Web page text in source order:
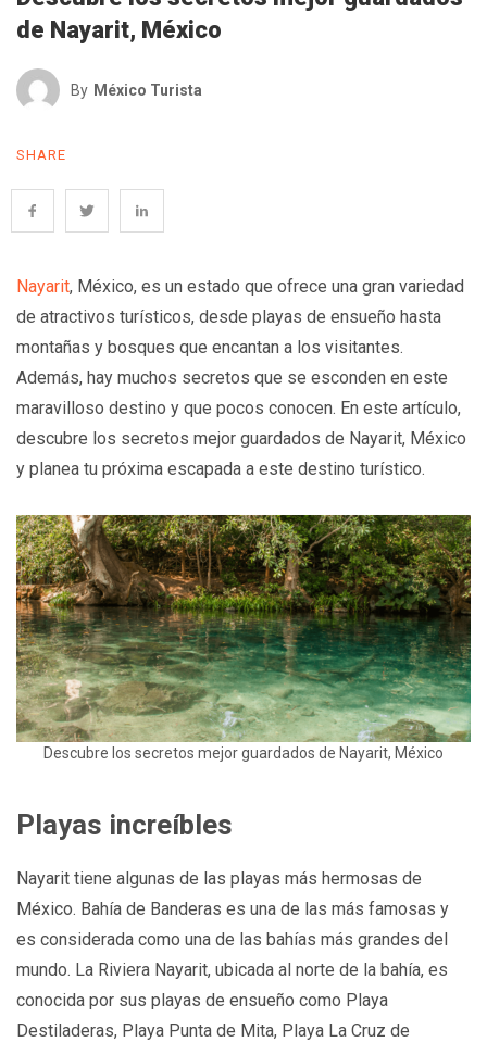
de Nayarit, México
By México Turista
SHARE
Nayarit, México, es un estado que ofrece una gran variedad
de atractivos turísticos, desde playas de ensueño hasta
montañas y bosques que encantan a los visitantes.
Además, hay muchos secretos que se esconden en este
maravilloso destino y que pocos conocen. En este artículo,
descubre los secretos mejor guardados de Nayarit, México
y planea tu próxima escapada a este destino turístico.
Descubre los secretos mejor guardados de Nayarit, México
Playas increíbles
Nayarit tiene algunas de las playas más hermosas de
México. Bahía de Banderas es una de las más famosas y
es considerada como una de las bahías más grandes del
mundo. La Riviera Nayarit, ubicada al norte de la bahía, es
conocida por sus playas de ensueño como Playa
Destiladeras, Playa Punta de Mita, Playa La Cruz de